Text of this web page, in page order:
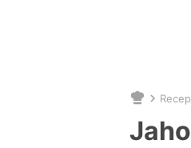
Nacházíte
se
zde: